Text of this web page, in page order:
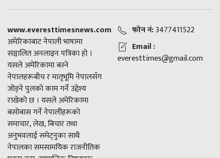
www.everesttimesnews.com
अमेरिकाबाट नेपाली भाषामा
सञ्चालित अनलाइन पत्रिका हो ।
यसले अमेरिकामा बस्ने
नेपालहरूबीच र मातृभूमि नेपालसँग
जोड्ने पुलको काम गर्ने उद्देश्य
राखेको छ । यसले अमेरिकामा
बसोबास गर्ने नेपालीहरूको
समाचार, लेख, बिचार तथा
अनुभवलाई समेट्नुका साथै
नेपालका समसामयिक राजनीतिक
फोन नं:3477411522
Email :
everesttimes@gmail.com